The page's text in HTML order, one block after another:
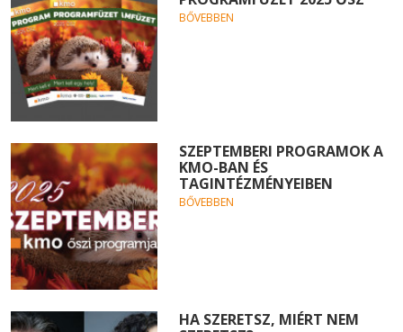
BŐVEBBEN
SZEPTEMBERI PROGRAMOK A
KMO-BAN ÉS
TAGINTÉZMÉNYEIBEN
BŐVEBBEN
HA SZERETSZ, MIÉRT NEM